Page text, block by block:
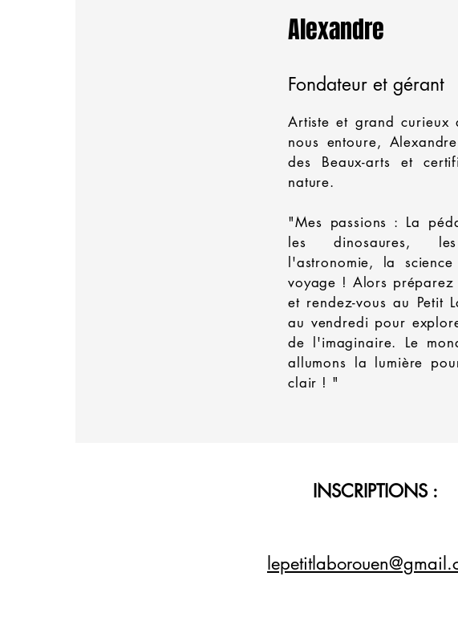
Alexandre
Fondateur et gérant
Artiste et grand curieux
nous entoure,
des Beaux-arts et
nature.
"Mes passions : La
les dinosaures,
l'astronomie, la
voyage ! Alors préparez
et rendez-vous au Petit
au vendredi pour
de l'imaginaire. Le
allumons la lumière
clair ! "
INSCRIPTIONS :